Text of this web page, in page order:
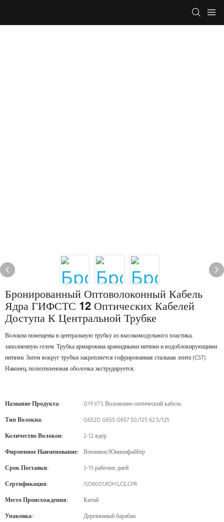
Бронированный Оптоволоконный Кабель
Ядра ГИФСТС 12 Оптических Кабелей
Доступа К Центральной Трубке
Волокна помещены в центральную трубку из высокомодульного пластика,
заполненную гелем. Трубка армирована арамидными нитями и водоблокирующими
нитями. Затем вокруг трубки закрепляется гофрированная стальная лента (CST).
Наконец, полиэтиленовая оболочка экструдируется.
Название Продукта:
GYFXTS Волоконно-оптический кабель
Тип Волокна:
G652D G655 G657 50/125 62.5/125
Количество Волокон:
2-12 ядер
Фирменное Наименование: Веюнион/Юнионфайбер
Срок Поставки:
3-15 рабочих дней
Сертификация:
ISO9001,ROHS,CE,CPR
Место Происхождения:
Китай
Упаковка:
Деревянный барабан